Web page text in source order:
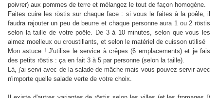
poivrer) aux pommes de terre et mélangez le tout de façon homogène.
Faites cuire les röstis sur chaque face : si vous le faites à la poêle, il
faudra rajouter un peu de beurre et chaque personne aura 1 ou 2 röstis
selon la taille de votre poêle. De 3 à 10 minutes, selon que vous les
aimez moelleux ou croustillants, et selon le matériel de cuisson utilisé
Mon astuce ! J'utilise le service à crêpes (6 emplacements) et je fais
des petits röstis : ça en fait 3 à 5 par personne (selon la taille).
Là, j'ai servi avec de la salade de mâche mais vous pouvez servir avec
n'importe quelle salade verte de votre choix.